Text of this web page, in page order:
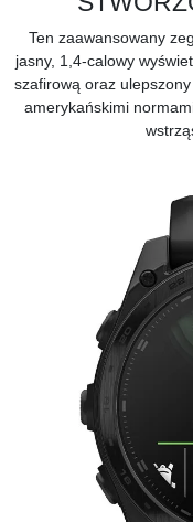
Ten zaawansowany
jasny, 1,4-calowy
szafirową oraz
amerykańskimi